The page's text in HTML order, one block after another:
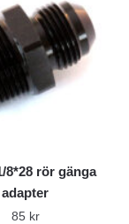
8*28 rör gänga
adapter
85 kr